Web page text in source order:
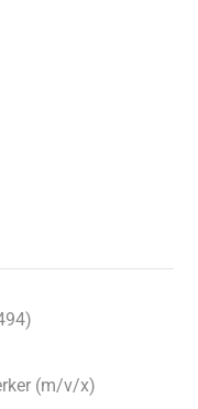
(m/v/x)